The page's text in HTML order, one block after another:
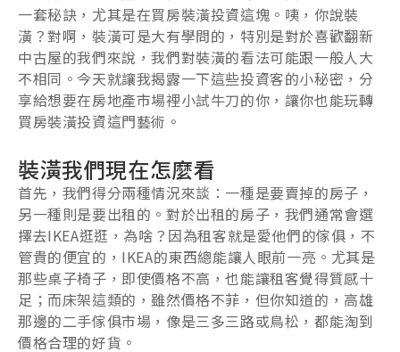
一套秘訣，尤其是在買房裝潢投資這塊。咦，你說裝
潢？對啊，裝潢可是大有學問的，特別是對於喜歡翻新
中古屋的我們來說，我們對裝潢的看法可能跟一般人大
不相同。今天就讓我揭露一下這些投資客的小秘密，分
享給想要在房地產市場裡小試牛刀的你，讓你也能玩轉
買房裝潢投資這門藝術。
裝潢我們現在怎麼看
首先，我們得分兩種情況來談：一種是要賣掉的房子，
另一種則是要出租的。對於出租的房子，我們通常會選
擇去IKEA逛逛，為啥？因為租客就是愛他們的傢俱，不
管貴的便宜的，IKEA的東西總能讓人眼前一亮。尤其是
那些桌子椅子，即使價格不高，也能讓租客覺得質感十
足；而床架這類的，雖然價格不菲，但你知道的，高雄
那邊的二手傢俱市場，像是三多三路或鳥松，都能淘到
價格合理的好貨。